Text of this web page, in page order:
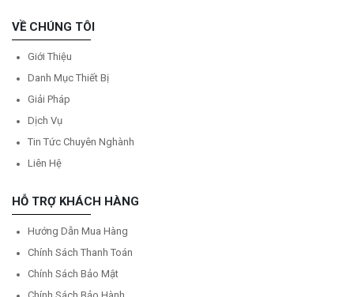
VỀ CHÚNG TÔI
Giới Thiệu
Danh Mục Thiết Bị
Giải Pháp
Dịch Vụ
Tin Tức Chuyên Nghành
Liên Hệ
HỖ TRỢ KHÁCH HÀNG
Hướng Dẫn Mua Hàng
Chính Sách Thanh Toán
Chính Sách Bảo Mật